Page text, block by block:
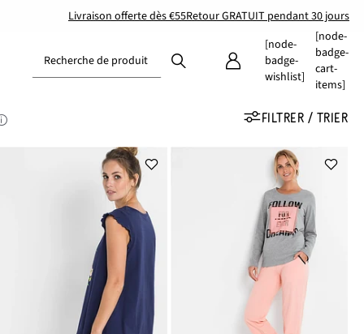
Livraison offerte dès €55Retour GRATUIT pendant 30 jours
Recherche de produit
[node-
badge-
wishlist]
[node-
badge-
cart-
items]
FILTRER / TRIER